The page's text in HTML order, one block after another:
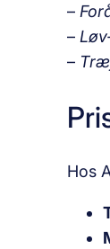
–
–
–
Hos